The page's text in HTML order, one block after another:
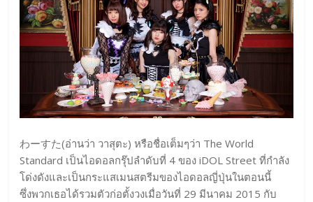
わーすた(อ่านว่า วาสุตะ) หรือชื่อเต็มๆว่า The World
Standard เป็นไอดอลกรุ๊ปลำดับที่ 4 ของ iDOL Street ที่กำลัง
โด่งดังและเป็นกระแสเมนสตรีมของไอดอลญี่ปุ่นในตอนนี้
ซึ่งพวกเธอได้รวมตัวก่อตั้งวงเมื่อวันที่ 29 มีนาคม 2015 กับ